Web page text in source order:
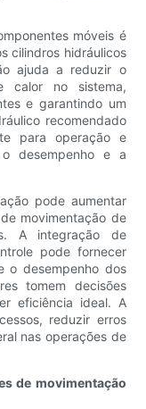
móveis é
cilindros hidráulicos
ajuda a reduzir o
no sistema,
e garantindo um
recomendado
para operação e
desempenho e a
pode aumentar
movimentação de
A integração de
pode fornecer
o desempenho dos
tomem decisões
eficiência ideal. A
reduzir erros
nas operações de
de movimentação